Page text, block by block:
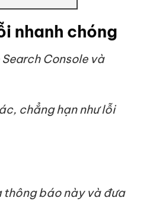
nhanh chóng
Console và
chẳng hạn như lỗi
thông báo này và đưa